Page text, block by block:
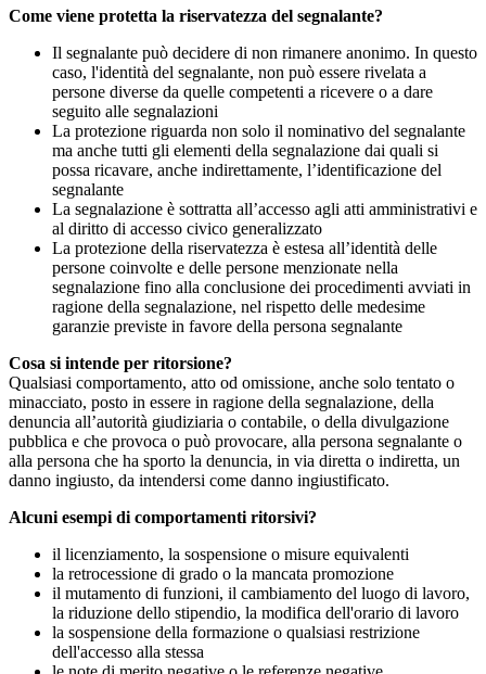
Come viene protetta la riservatezza del segnalante?
Il segnalante può decidere di non rimanere anonimo. In questo
caso, l'identità del segnalante, non può essere rivelata a
persone diverse da quelle competenti a ricevere o a dare
seguito alle segnalazioni
La protezione riguarda non solo il nominativo del segnalante
ma anche tutti gli elementi della segnalazione dai quali si
possa ricavare, anche indirettamente, l’identificazione del
segnalante
La segnalazione è sottratta all’accesso agli atti amministrativi e
al diritto di accesso civico generalizzato
La protezione della riservatezza è estesa all’identità delle
persone coinvolte e delle persone menzionate nella
segnalazione fino alla conclusione dei procedimenti avviati in
ragione della segnalazione, nel rispetto delle medesime
garanzie previste in favore della persona segnalante
Cosa si intende per ritorsione?
Qualsiasi comportamento, atto od omissione, anche solo tentato o
minacciato, posto in essere in ragione della segnalazione, della
denuncia all’autorità giudiziaria o contabile, o della divulgazione
pubblica e che provoca o può provocare, alla persona segnalante o
alla persona che ha sporto la denuncia, in via diretta o indiretta, un
danno ingiusto, da intendersi come danno ingiustificato.
Alcuni esempi di comportamenti ritorsivi?
il licenziamento, la sospensione o misure equivalenti
la retrocessione di grado o la mancata promozione
il mutamento di funzioni, il cambiamento del luogo di lavoro,
la riduzione dello stipendio, la modifica dell'orario di lavoro
la sospensione della formazione o qualsiasi restrizione
dell'accesso alla stessa